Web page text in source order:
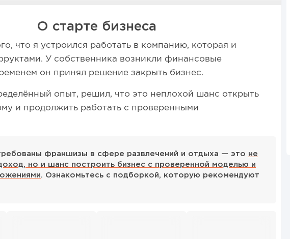
О старте бизнеса
что я устроился работать в компанию, которая и
У собственника возникли финансовые
он принял решение закрыть бизнес.
опыт, решил, что это неплохой шанс открыть
и продолжить работать с проверенными
франшизы в сфере развлечений и отдыха — это не
но и шанс построить бизнес с проверенной моделью и
. Ознакомьтесь с подборкой, которую рекомендуют